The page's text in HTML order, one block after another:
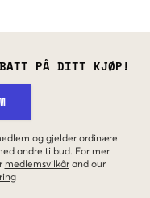
PÅ DITT KJØP!
og gjelder ordinære
andre tilbud. For mer
medlemsvilkår and our